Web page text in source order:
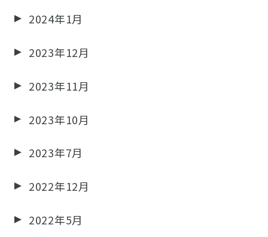
2024年1月
2023年12月
2023年11月
2023年10月
2023年7月
2022年12月
2022年5月